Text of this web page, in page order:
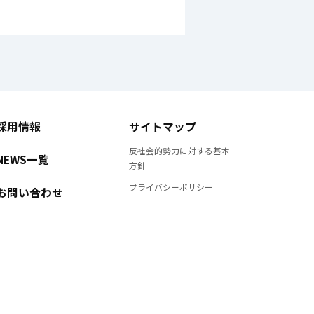
用情報
一覧
問い合わせ
サイトマップ
反社会的勢力に対する基本
方針
プライバシーポリシー